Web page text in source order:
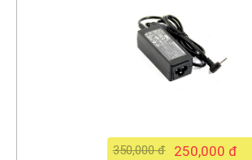
250,000 đ
350,000 đ